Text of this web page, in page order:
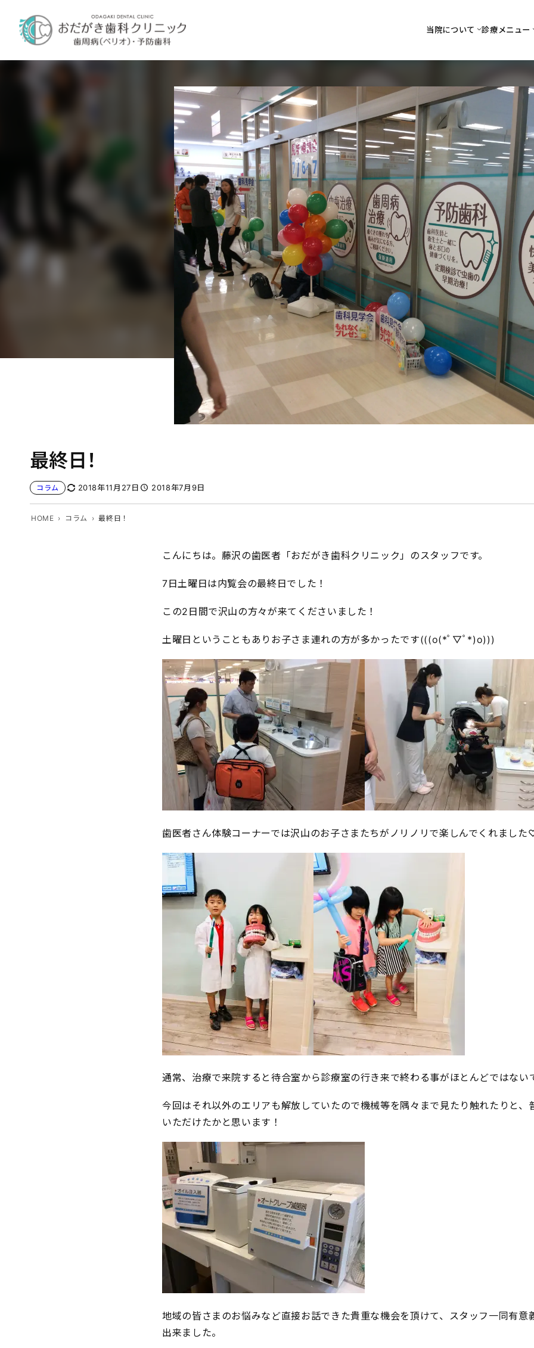
ス
当院について 診療メニュー
最終日！
コラム 2018年11月27日 2018年7月9日
HOME コラム 最終日！
こんにちは。藤沢の歯医者「おだがき歯科クリニック」のスタッフです。
7日土曜日は内覧会の最終日でした！
この2日間で沢山の方々が来てくださいました！
土曜日ということもありお子さま連れの方が多かったです(((o(*ﾟ▽ﾟ*)o)))
歯医者さん体験コーナーでは沢山のお子さまたちがノリノリで楽しんでくれまし
通常、治療で来院すると待合室から診療室の行き来で終わる事がほとんどではない
今回はそれ以外のエリアも解放していたので機械等を隅々まで見たり触れたりと、
いただけたかと思います！
地域の皆さまのお悩みなど直接お話できた貴重な機会を頂けて、スタッフ一同有意
出来ました。